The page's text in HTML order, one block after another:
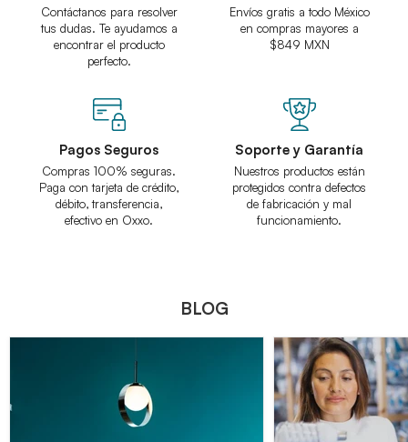
Contáctanos para resolver
tus dudas. Te ayudamos a
encontrar el producto
perfecto.
Envíos gratis a todo México
en compras mayores a
$849 MXN
Pagos Seguros
Compras 100% seguras.
Paga con tarjeta de crédito,
débito, transferencia,
efectivo en Oxxo.
Soporte y Garantía
Nuestros productos están
protegidos contra defectos
de fabricación y mal
funcionamiento.
BLOG